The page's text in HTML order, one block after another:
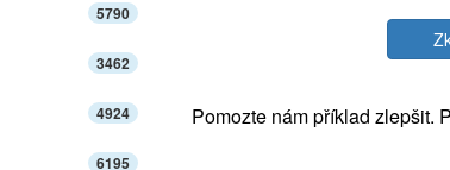
Pomozte nám příklad zlepšit.
5790
3462
4924
6195